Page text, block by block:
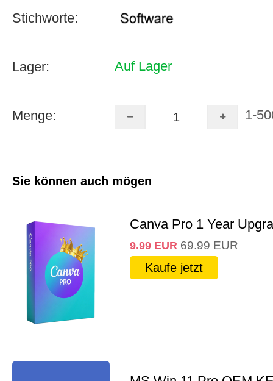
Stichworte:
Lager: Auf Lager
Menge: 1-
Sie können auch mögen
Canva Pro 1 Year
9.99 EUR 69.99 EUR
Kaufe jetzt